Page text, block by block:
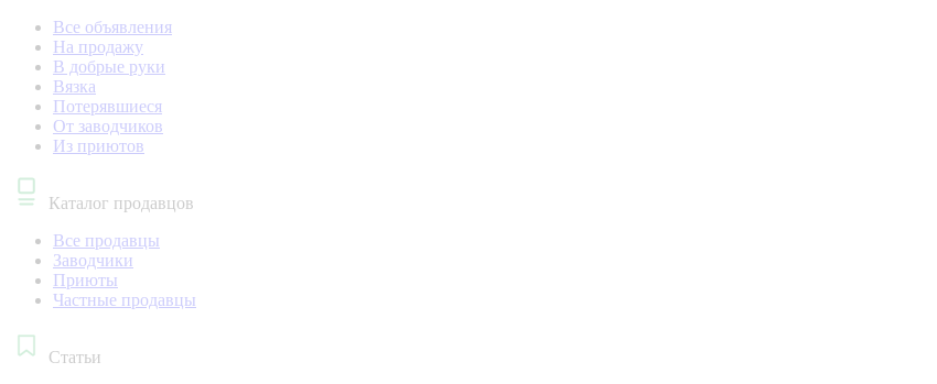
Все объявления
На продажу
В добрые руки
Вязка
Потерявшиеся
От заводчиков
Из приютов
Каталог продавцов
Все продавцы
Заводчики
Приюты
Частные продавцы
Статьи